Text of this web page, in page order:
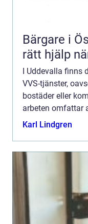
Bärgare i
rätt hjälp
I Uddevalla finns
VVS-tjänster,
bostäder eller
arbeten omfattar
underhåll till
Karl Lindgren